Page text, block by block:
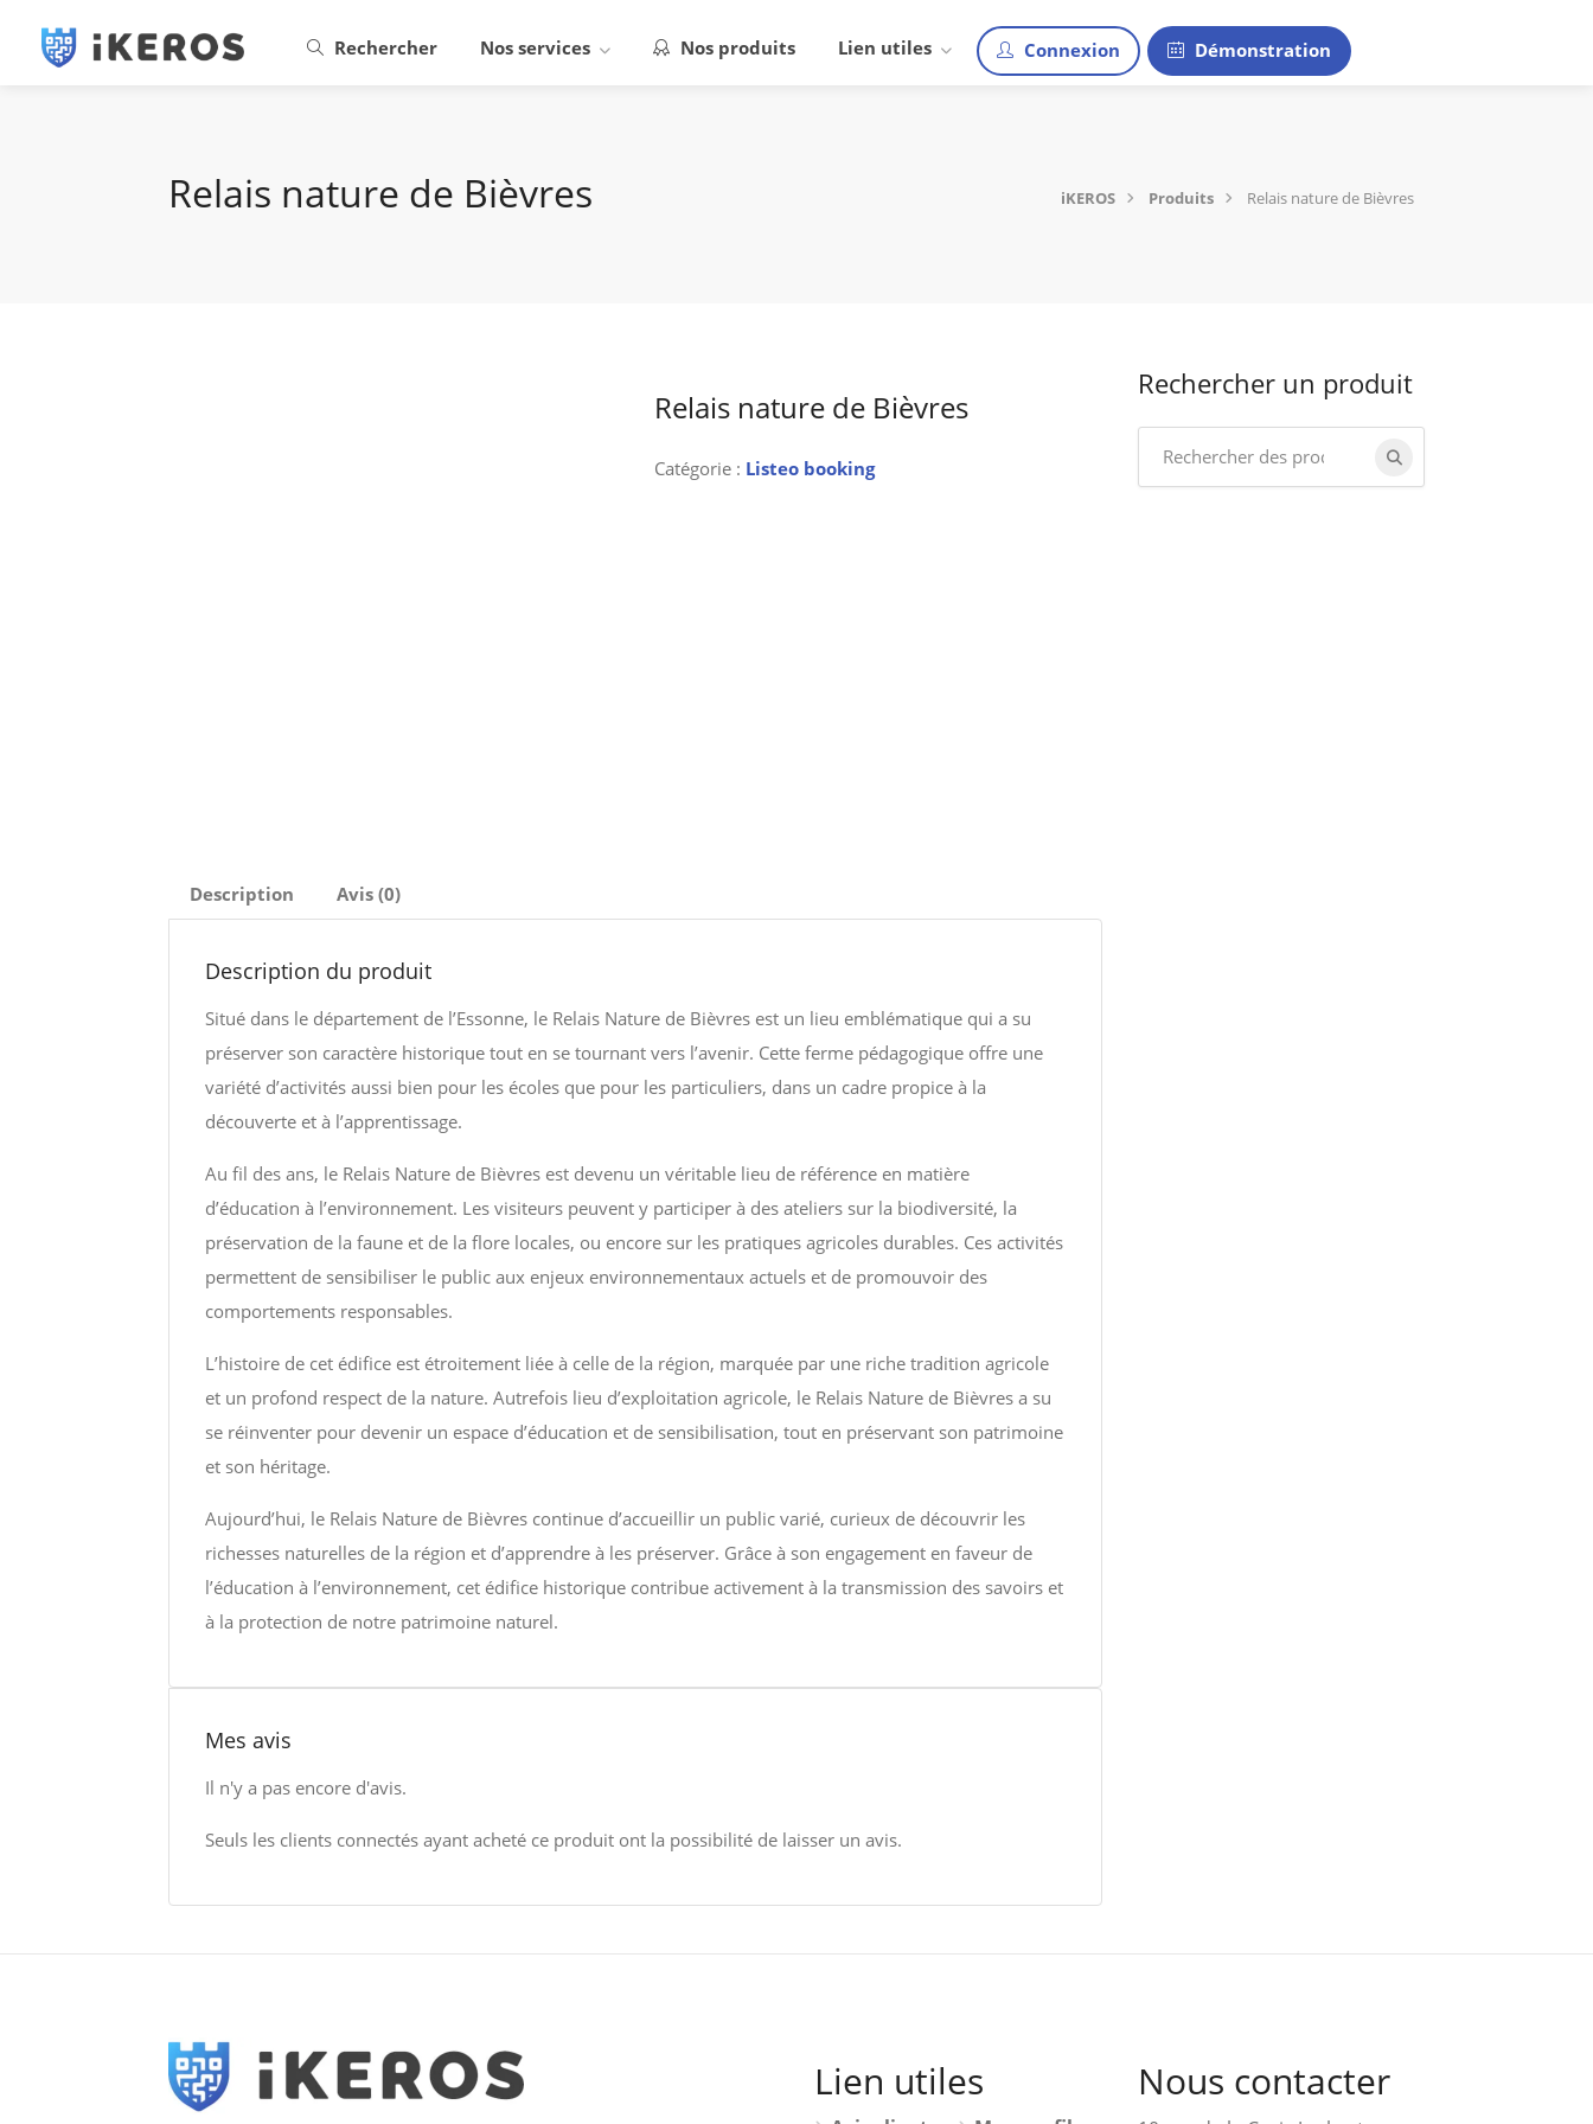
Rechercher Nos services Nos produits Lien utiles Connexion Démonstration
Relais nature de Bièvres iKEROS Produits Relais nature de Bièvres
Relais nature de Bièvres
Catégorie : Listeo booking
Description Avis (0)
Description du produit
Situé dans le département de l’Essonne, le Relais Nature de Bièvres est un lieu emblématique qui a su
préserver son caractère historique tout en se tournant vers l’avenir. Cette ferme pédagogique offre une
variété d’activités aussi bien pour les écoles que pour les particuliers, dans un cadre propice à la
découverte et à l’apprentissage.
Au fil des ans, le Relais Nature de Bièvres est devenu un véritable lieu de référence en matière
d’éducation à l’environnement. Les visiteurs peuvent y participer à des ateliers sur la biodiversité, la
préservation de la faune et de la flore locales, ou encore sur les pratiques agricoles durables. Ces activités
permettent de sensibiliser le public aux enjeux environnementaux actuels et de promouvoir des
comportements responsables.
L’histoire de cet édifice est étroitement liée à celle de la région, marquée par une riche tradition agricole
et un profond respect de la nature. Autrefois lieu d’exploitation agricole, le Relais Nature de Bièvres a su
se réinventer pour devenir un espace d’éducation et de sensibilisation, tout en préservant son patrimoine
et son héritage.
Aujourd’hui, le Relais Nature de Bièvres continue d’accueillir un public varié, curieux de découvrir les
richesses naturelles de la région et d’apprendre à les préserver. Grâce à son engagement en faveur de
l’éducation à l’environnement, cet édifice historique contribue activement à la transmission des savoirs et
à la protection de notre patrimoine naturel.
Mes avis
Il n'y a pas encore d'avis.
Seuls les clients connectés ayant acheté ce produit ont la possibilité de laisser un avis.
Rechercher un produit
Lien utiles Nous contacter